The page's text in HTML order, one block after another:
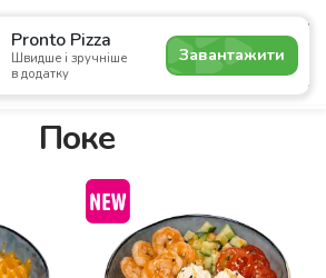
Pronto Pizza
Швидше і зручніше
в додатку
Завантажити
4.9
Суші Сети Бургери Комбо
Поке